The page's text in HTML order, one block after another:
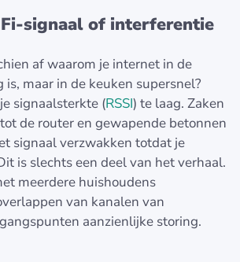
signaal of interferentie
af waarom je internet in de
is, maar in de keuken supersnel?
signaalsterkte (RSSI) te laag. Zaken
de router en gewapende betonnen
signaal verzwakken totdat je
is slechts een deel van het verhaal.
meerdere huishoudens
van kanalen van
aanzienlijke storing.